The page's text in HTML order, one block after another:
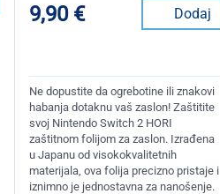
9,90 € Dodaj
Ne dopustite da ogrebotine ili znakovi
habanja dotaknu vaš zaslon! Zaštitite
svoj Nintendo Switch 2 HORI
zaštitnom folijom za zaslon. Izrađena
u Japanu od visokokvalitetnih
materijala, ova folija precizno pristaje i
iznimno je jednostavna za nanošenje.